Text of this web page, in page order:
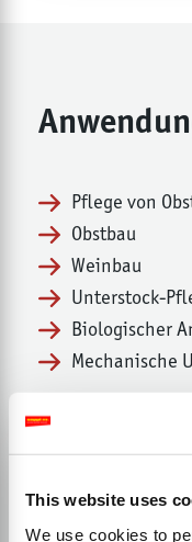
This website uses
We use cookies to
Pflege von
Obstbau
Weinbau
Unterstock-
Biologischer
Mechanische